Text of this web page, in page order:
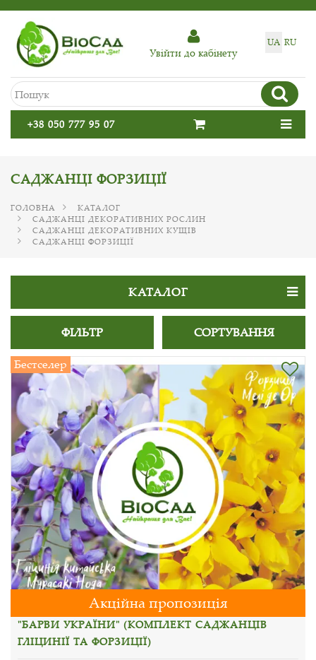
UA RU
Увiйти до кабiнету
+38 050 777 95 07
САДЖАНЦІ ФОРЗИЦІЇ
ГОЛОВНА
КАТАЛОГ
САДЖАНЦІ ДЕКОРАТИВНИХ РОСЛИН
САДЖАНЦІ ДЕКОРАТИВНИХ КУЩІВ
САДЖАНЦІ ФОРЗИЦІЇ
КАТАЛОГ
ФІЛЬТР СОРТУВАННЯ
Бестселер
Акційна пропозиція
"БАРВИ УКРАЇНИ" (КОМПЛЕКТ САДЖАНЦІВ
ГЛІЦИНІЇ ТА ФОРЗИЦІЇ)